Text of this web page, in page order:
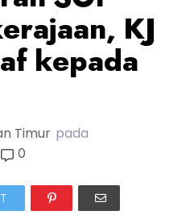
KJ
kepada
Timur pada
0